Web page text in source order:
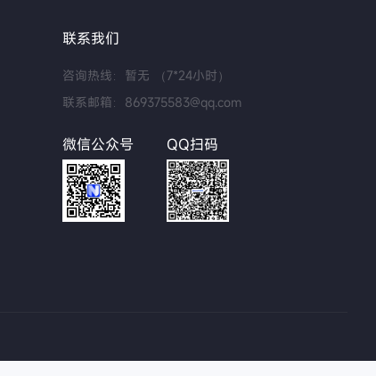
联系我们
咨询热线：暂无 （7*24小时）
联系邮箱：869375583@qq.com
微信公众号 QQ扫码